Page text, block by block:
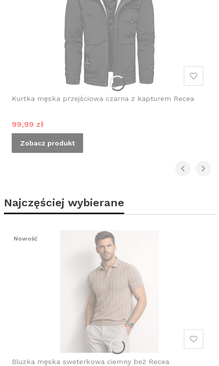
Kurtka męska przejściowa czarna z kapturem Recea
Cena promocyjna
99,99 zł
Zobacz produkt
Najczęściej wybierane
Nowość
Bluzka męska sweterkowa ciemny beż Recea